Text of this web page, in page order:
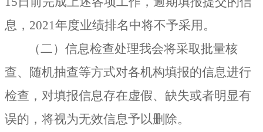
息， 2021年度业绩排名中将不予采用。
（二）信息检查处理我会将采取批量核
查、随机抽查等方式对各机构填报的信息进行
检查，对填报信息存在虚假、缺失或者明显有
误的，将视为无效信息予以删除。